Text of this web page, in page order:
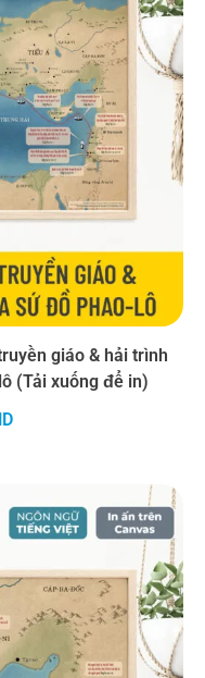
giáo & hải trình
(Tải xuống để in)